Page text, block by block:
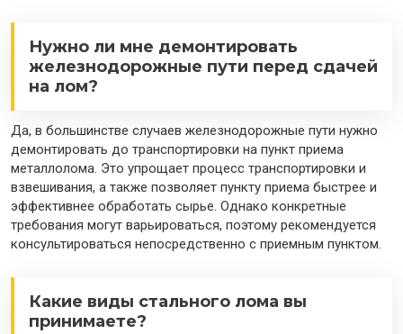
Нужно ли мне демонтировать
железнодорожные пути перед сдачей
на лом?
Да, в большинстве случаев железнодорожные пути нужно
демонтировать до транспортировки на пункт приема
металлолома. Это упрощает процесс транспортировки и
взвешивания, а также позволяет пункту приема быстрее и
эффективнее обработать сырье. Однако конкретные
требования могут варьироваться, поэтому рекомендуется
консультироваться непосредственно с приемным пунктом.
Какие виды стального лома вы
принимаете?